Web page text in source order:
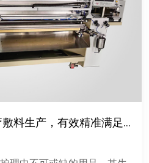
全自动绷带机革新医疗敷料生产，有效精准满足市场需求